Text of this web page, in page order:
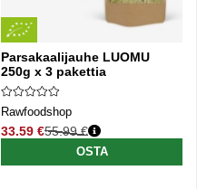
Parsakaalijauhe LUOMU
250g x 3 pakettia
Rawfoodshop
33.59 €
Normaali hinta
55.99 €
OSTA